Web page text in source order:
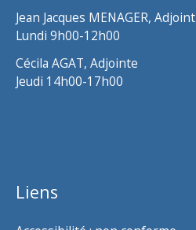
Jean Jacques MENAGER, Adjoint
Lundi 9h00-12h00
Cécila AGAT, Adjointe
Jeudi 14h00-17h00
Liens